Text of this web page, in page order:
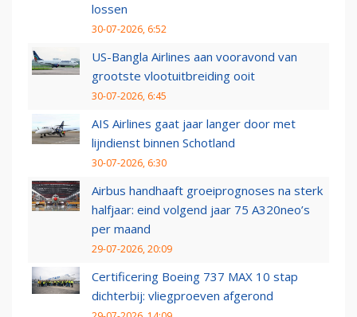
lossen
30-07-2026, 6:52
US-Bangla Airlines aan vooravond van
grootste vlootuitbreiding ooit
30-07-2026, 6:45
AIS Airlines gaat jaar langer door met
lijndienst binnen Schotland
30-07-2026, 6:30
Airbus handhaaft groeiprognoses na sterk
halfjaar: eind volgend jaar 75 A320neo’s
per maand
29-07-2026, 20:09
Certificering Boeing 737 MAX 10 stap
dichterbij: vliegproeven afgerond